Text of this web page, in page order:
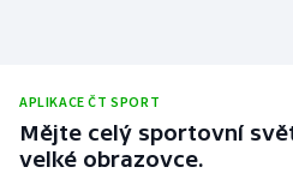
APLIKACE ČT SPORT
Mějte celý sportovní
velké obrazovce.